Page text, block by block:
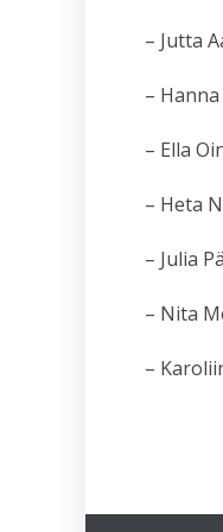
– Jutta
–
– Ella
– Heta
– Julia
– Nita
–